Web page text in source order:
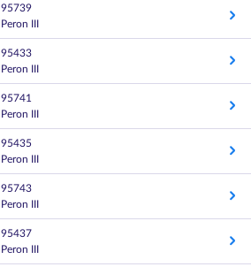
95739
Peron III
95433
Peron III
95741
Peron III
95435
Peron III
95743
Peron III
95437
Peron III